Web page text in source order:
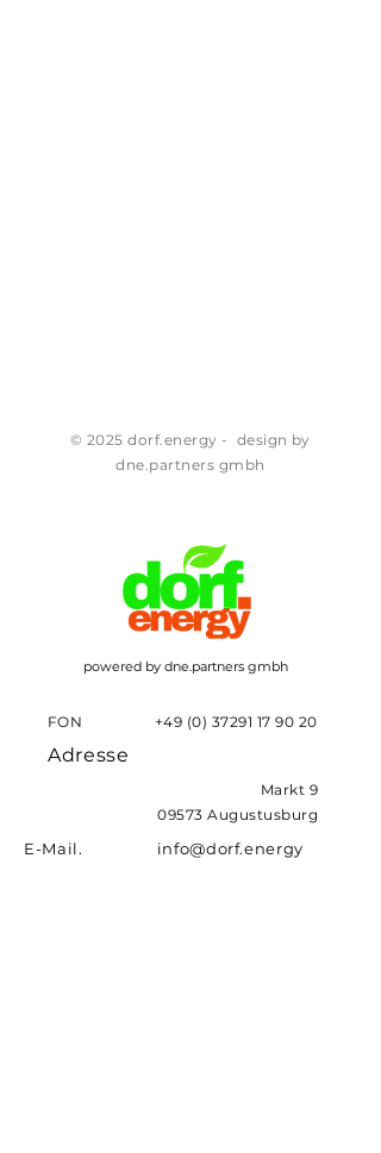
© 2025 dorf.energy - design by
dne.partners gmbh
powered by dne.partners gmbh
FON +49 (0) 37291 17 90 20
Adresse
Markt 9
09573 Augustusburg
E-Mail. info@dorf.energy